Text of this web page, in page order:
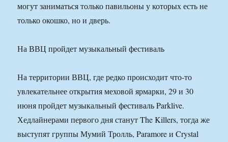
могут заниматься только павильоны у которых есть не
только окошко, но и дверь.
На ВВЦ пройдет музыкальный фестиваль
На территории ВВЦ, где редко происходит что-то
увлекательнее открытия меховой ярмарки, 29 и 30
июня пройдет музыкальный фестиваль Parklive.
Хедлайнерами первого дня станут The Killers, тогда же
выступят группы Мумий Тролль, Paramore и Crystal